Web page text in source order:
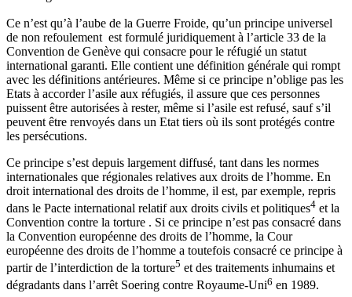
Ce n’est qu’à l’aube de la Guerre Froide, qu’un principe universel
de non refoulement est formulé juridiquement à l’article 33 de la
Convention de Genève qui consacre pour le réfugié un statut
international garanti. Elle contient une définition générale qui rompt
avec les définitions antérieures. Même si ce principe n’oblige pas les
Etats à accorder l’asile aux réfugiés, il assure que ces personnes
puissent être autorisées à rester, même si l’asile est refusé, sauf s’il
peuvent être renvoyés dans un Etat tiers où ils sont protégés contre
les persécutions.
Ce principe s’est depuis largement diffusé, tant dans les normes
internationales que régionales relatives aux droits de l’homme. En
droit international des droits de l’homme, il est, par exemple, repris
dans le Pacte international relatif aux droits civils et politiques4 et la
Convention contre la torture . Si ce principe n’est pas consacré dans
la Convention européenne des droits de l’homme, la Cour
européenne des droits de l’homme a toutefois consacré ce principe à
partir de l’interdiction de la torture5 et des traitements inhumains et
dégradants dans l’arrêt Soering contre Royaume-Uni6 en 1989.